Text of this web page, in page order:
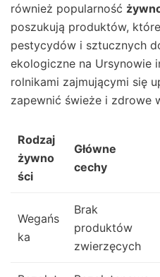
również popularność
poszukują produktów,
pestycydów i sztucznych
ekologiczne na Ursynowie
rolnikami zajmującymi się
zapewnić świeże i zdrowe
Rodzaj
żywno
ści
Główne
cechy
Wegańs
ka
Brak
produktów
zwierzęcych